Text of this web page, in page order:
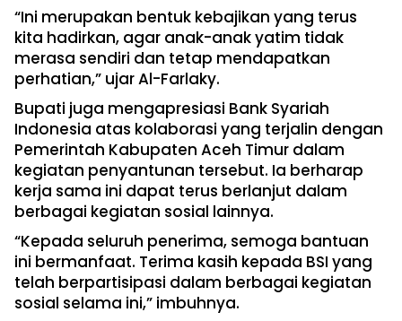
“Ini merupakan bentuk kebajikan yang terus
kita hadirkan, agar anak-anak yatim tidak
merasa sendiri dan tetap mendapatkan
perhatian,” ujar Al-Farlaky.
Bupati juga mengapresiasi Bank Syariah
Indonesia atas kolaborasi yang terjalin dengan
Pemerintah Kabupaten Aceh Timur dalam
kegiatan penyantunan tersebut. Ia berharap
kerja sama ini dapat terus berlanjut dalam
berbagai kegiatan sosial lainnya.
“Kepada seluruh penerima, semoga bantuan
ini bermanfaat. Terima kasih kepada BSI yang
telah berpartisipasi dalam berbagai kegiatan
sosial selama ini,” imbuhnya.